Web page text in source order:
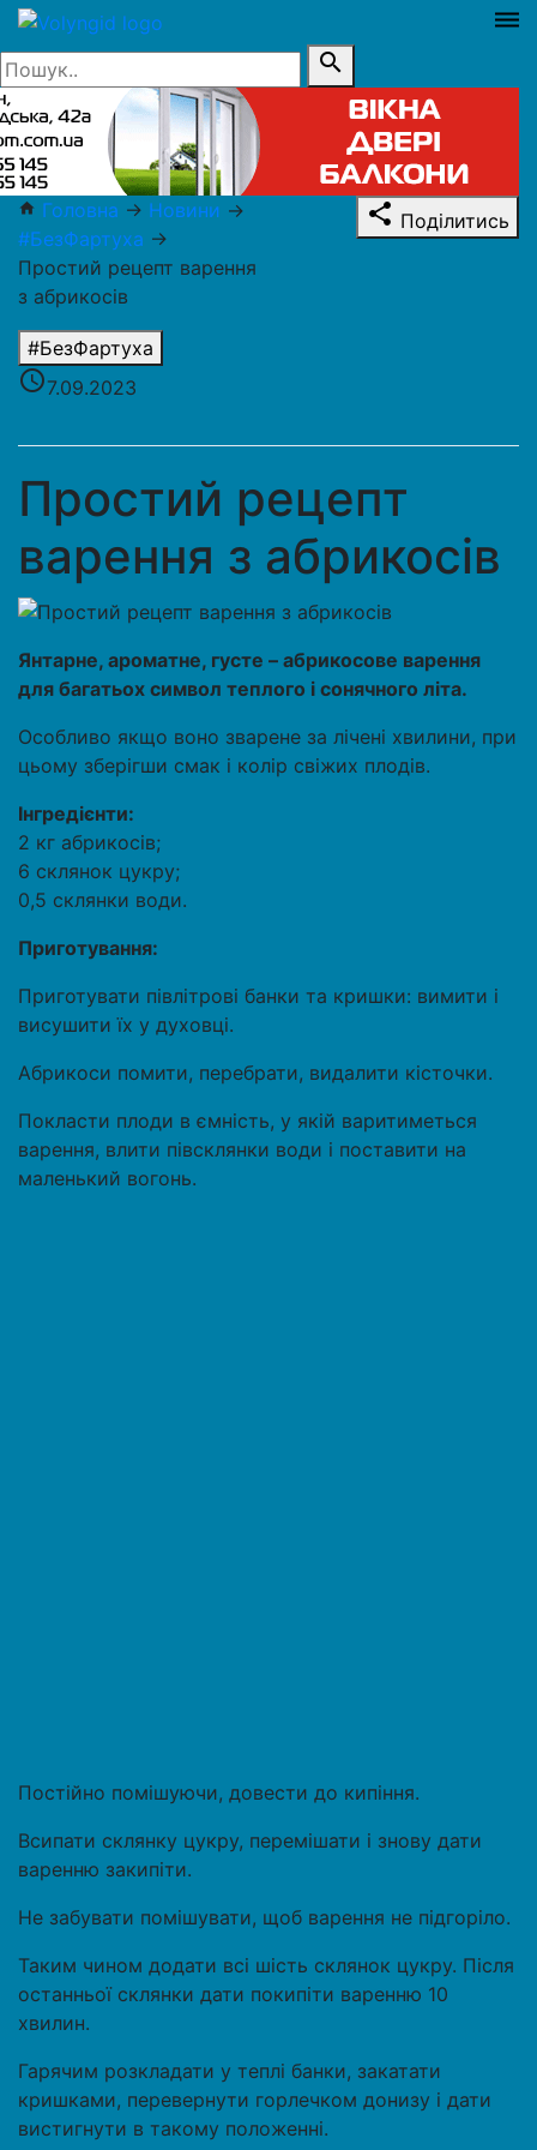
dehaze
search
home Головна → Новини →
#БезФартуха →
Простий рецепт варення
з абрикосів
#БезФартуха
access_time7.09.2023
share Поділитись
Простий рецепт
варення з абрикосів
Янтарне, ароматне, густе – абрикосове варення
для багатьох символ теплого і сонячного літа.
Особливо якщо воно зварене за лічені хвилини, при
цьому зберігши смак і колір свіжих плодів.
Інгредієнти:
2 кг абрикосів;
6 склянок цукру;
0,5 склянки води.
Приготування:
Приготувати півлітрові банки та кришки: вимити і
висушити їх у духовці.
Абрикоси помити, перебрати, видалити кісточки.
Покласти плоди в ємність, у якій варитиметься
варення, влити півсклянки води і поставити на
маленький вогонь.
Постійно помішуючи, довести до кипіння.
Всипати склянку цукру, перемішати і знову дати
варенню закипіти.
Не забувати помішувати, щоб варення не підгоріло.
Таким чином додати всі шість склянок цукру. Після
останньої склянки дати покипіти варенню 10
хвилин.
Гарячим розкладати у теплі банки, закатати
кришками, перевернути горлечком донизу і дати
вистигнути в такому положенні.